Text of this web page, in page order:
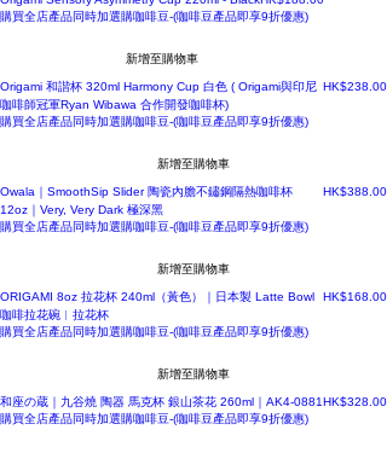
購買全店產品同時加選購咖啡豆-(咖啡豆產品即享9折優惠)
新增至購物車
Origami 和諧杯 320ml Harmony Cup 白色 ( Origami與印尼
咖啡師冠軍Ryan Wibawa 合作開發咖啡杯)
價格
HK$238.00
購買全店產品同時加選購咖啡豆-(咖啡豆產品即享9折優惠)
新增至購物車
Owala｜SmoothSip Slider 陶瓷內膽不鏽鋼隔熱咖啡杯
12oz｜Very, Very Dark 極深黑
價格
HK$388.00
購買全店產品同時加選購咖啡豆-(咖啡豆產品即享9折優惠)
新增至購物車
240ml拉花杯
ORIGAMI 8oz 拉花杯 240ml（黃色）｜日本製 Latte Bowl
咖啡拉花碗︳拉花杯
價格
HK$168.00
購買全店產品同時加選購咖啡豆-(咖啡豆產品即享9折優惠)
新增至購物車
和座の蔵｜九谷燒 陶器 馬克杯 銀山茶花 260ml｜AK4-0881價格
HK$328.00
購買全店產品同時加選購咖啡豆-(咖啡豆產品即享9折優惠)